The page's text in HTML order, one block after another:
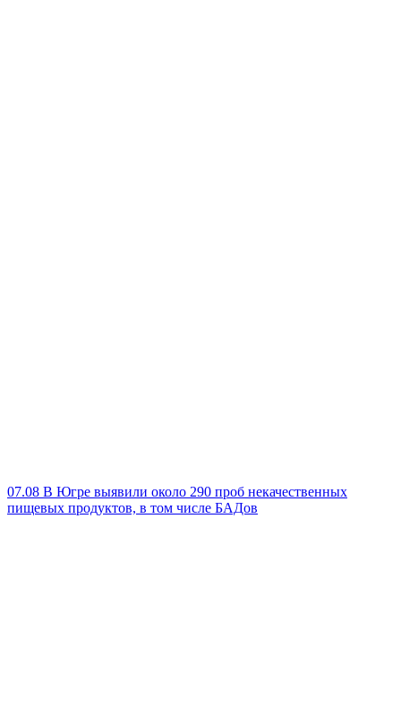
07.08 В Югре выявили около 290 проб некачественных
пищевых продуктов, в том числе БАДов